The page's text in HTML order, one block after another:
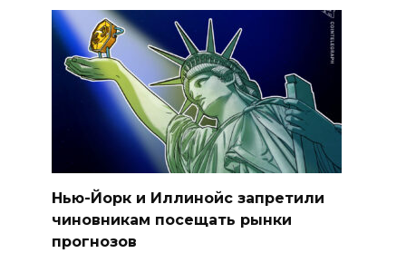
Нью-Йорк и Иллинойс запретили
чиновникам посещать рынки
прогнозов